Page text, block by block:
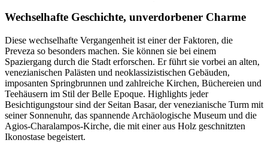
Wechselhafte Geschichte, unverdorbener Charme
Diese wechselhafte Vergangenheit ist einer der Faktoren, die
Preveza so besonders machen. Sie können sie bei einem
Spaziergang durch die Stadt erforschen. Er führt sie vorbei an alten,
venezianischen Palästen und neoklassizistischen Gebäuden,
imposanten Springbrunnen und zahlreiche Kirchen, Büchereien und
Teehäusern im Stil der Belle Epoque. Highlights jeder
Besichtigungstour sind der Seitan Basar, der venezianische Turm mit
seiner Sonnenuhr, das spannende Archäologische Museum und die
Agios-Charalampos-Kirche, die mit einer aus Holz geschnitzten
Ikonostase begeistert.